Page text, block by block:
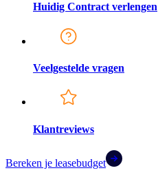
Huidig Contract verlengen
Veelgestelde vragen
Klantreviews
Bereken je leasebudget